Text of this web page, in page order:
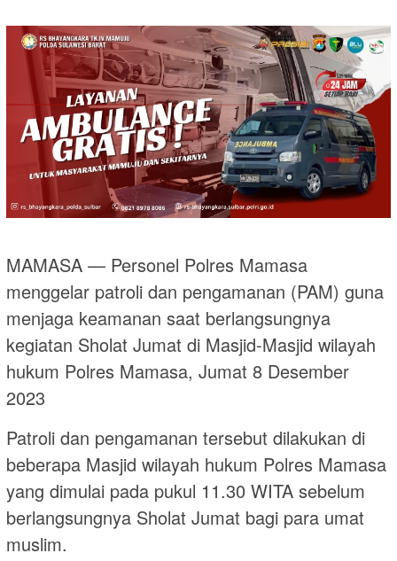
MAMASA — Personel Polres Mamasa
menggelar patroli dan pengamanan (PAM) guna
menjaga keamanan saat berlangsungnya
kegiatan Sholat Jumat di Masjid-Masjid wilayah
hukum Polres Mamasa, Jumat 8 Desember
2023
Patroli dan pengamanan tersebut dilakukan di
beberapa Masjid wilayah hukum Polres Mamasa
yang dimulai pada pukul 11.30 WITA sebelum
berlangsungnya Sholat Jumat bagi para umat
muslim.